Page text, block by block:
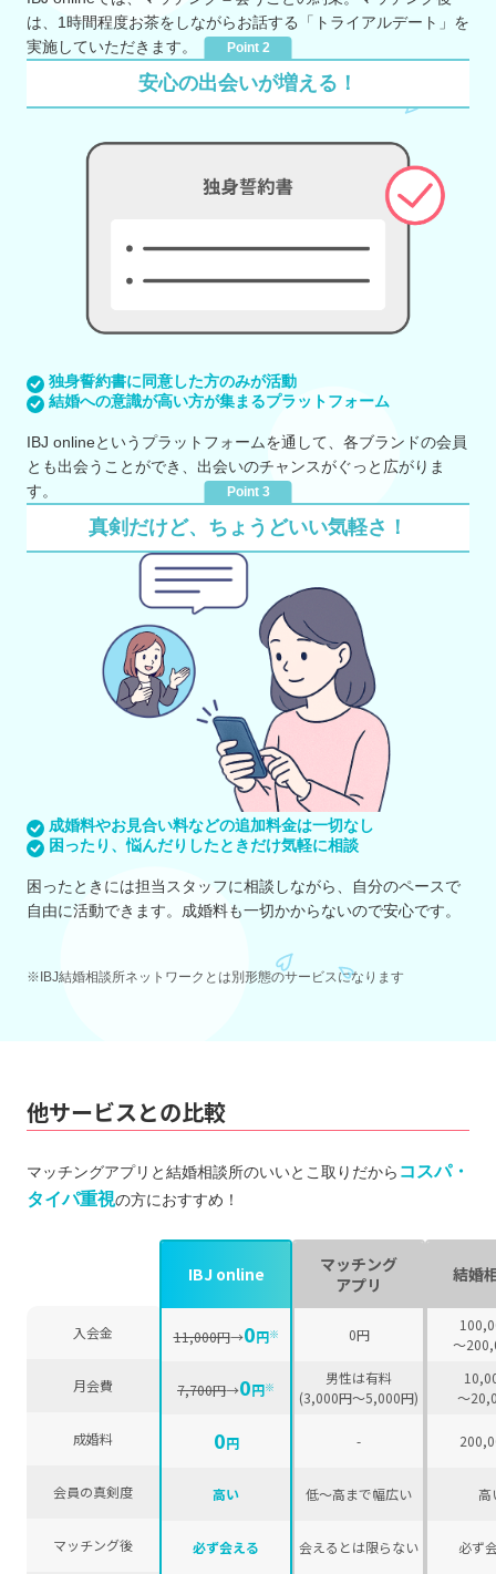
は、1時間程度お茶をしながらお話する「トライアルデート」を
実施していただきます。
Point 2
安心の出会いが増える！
独身誓約書に同意した方のみが活動
結婚への意識が高い方が集まるプラットフォーム
IBJ onlineというプラットフォームを通して、各ブランドの会員
とも出会うことができ、出会いのチャンスがぐっと広がりま
す。
Point 3
真剣だけど、ちょうどいい気軽さ！
成婚料やお見合い料などの追加料金は一切なし
困ったり、悩んだりしたときだけ気軽に相談
困ったときには担当スタッフに相談しながら、自分のペースで
自由に活動できます。成婚料も一切かからないので安心です。
※IBJ結婚相談所ネットワークとは別形態のサービスになります
他サービスとの比較
マッチングアプリと結婚相談所のいいとこ取りだから コスパ・
タイパ重視の方におすすめ！
入会金
月会費
成婚料
会員の真剣度
マッチング後
IBJ online
11,000円→0円※
7,700円→0円※
0円
高い
必ず会える
マッチング
アプリ
0円
男性は有料
(3,000円〜5,000円)
-
低〜高まで幅広い
会えるとは限らない
結婚
〜
〜
高
必ず